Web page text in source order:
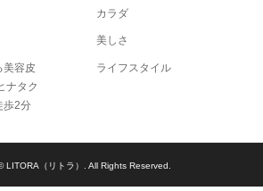
美容皮
ナタク
歩2分
カラダ
美しさ
ライフスタイル
LITORA（リトラ）. All Rights Reserved.